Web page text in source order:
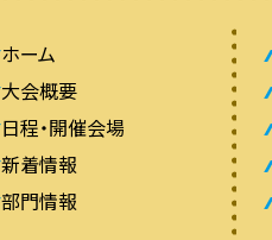
ホーム
大会概要
日程・開催会場
新着情報
部門情報